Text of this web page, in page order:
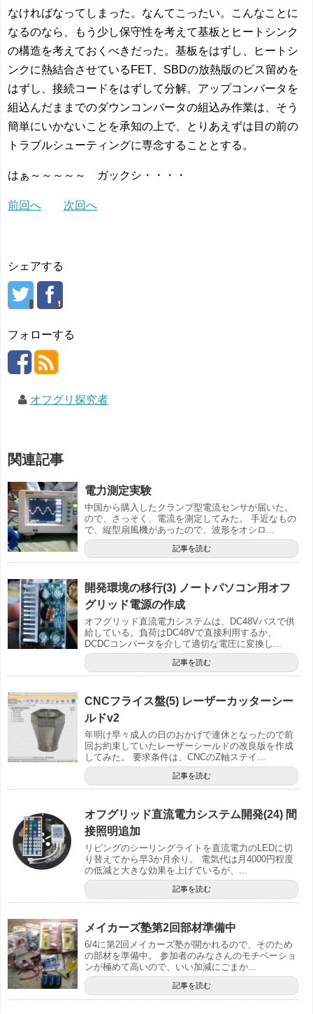
なければなってしまった。なんてこったい。こんなことに
なるのなら、もう少し保守性を考えて基板とヒートシンク
の構造を考えておくべきだった。基板をはずし、ヒートシ
ンクに熱結合させているFET、SBDの放熱版のビス留めを
はずし、接続コードをはずして分解。アップコンバータを
組込んだままでのダウンコンバータの組込み作業は、そう
簡単にいかないことを承知の上で、とりあえずは目の前の
トラブルシューティングに専念することとする。
はぁ～～～～～ ガックシ・・・・
前回へ 次回へ
シェアする
フォローする
オフグリ探究者
関連記事
電力測定実験
中国から購入したクランプ型電流センサが届いた。
ので、さっそく、電流を測定してみた。 手近なもの
で、縦型扇風機があったので、波形をオシロ...
記事を読む
開発環境の移行(3) ノートパソコン用オフ
グリッド電源の作成
オフグリッド直流電力システムは、DC48Vバスで供
給している。負荷はDC48Vで直接利用するか、
DCDCコンバータを介して適切な電圧に変換し...
記事を読む
CNCフライス盤(5) レーザーカッターシー
ルドv2
年明け早々成人の日のおかげで連休となったので前
回お約束していたレーザーシールドの改良版を作成
してみた。 要求条件は、CNCのZ軸ステイ...
記事を読む
オフグリッド直流電力システム開発(24) 間
接照明追加
リビングのシーリングライトを直流電力のLEDに切
り替えてから早3か月余り。 電気代は月4000円程度
の低減と大きな効果を上げているが、...
記事を読む
メイカーズ塾第2回部材準備中
6/4に第2回メイカーズ塾が開かれるので、そのため
の部材を準備中。 参加者のみなさんのモチベーショ
ンが極めて高いので、いい加減にごまか...
記事を読む